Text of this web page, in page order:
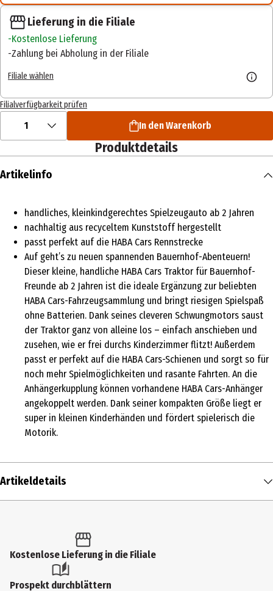
Lieferung in die Filiale
Kostenlose Lieferung
Zahlung bei Abholung in der Filiale
Filiale wählen
Filialverfügbarkeit prüfen
1 In den Warenkorb
Produktdetails
Artikelinfo
handliches, kleinkindgerechtes Spielzeugauto ab 2 Jahren
nachhaltig aus recyceltem Kunststoff hergestellt
passt perfekt auf die HABA Cars Rennstrecke
Auf geht’s zu neuen spannenden Bauernhof-Abenteuern!
Dieser kleine, handliche HABA Cars Traktor für Bauernhof-
Freunde ab 2 Jahren ist die ideale Ergänzung zur beliebten
HABA Cars-Fahrzeugsammlung und bringt riesigen Spielspaß
ohne Batterien. Dank seines cleveren Schwungmotors saust
der Traktor ganz von alleine los – einfach anschieben und
zusehen, wie er frei durchs Kinderzimmer flitzt! Außerdem
passt er perfekt auf die HABA Cars-Schienen und sorgt so für
noch mehr Spielmöglichkeiten und rasante Fahrten. An die
Anhängerkupplung können vorhandene HABA Cars-Anhänger
angekoppelt werden. Dank seiner kompakten Größe liegt er
super in kleinen Kinderhänden und fördert spielerisch die
Motorik.
Artikeldetails
Produkttyp
Sonstiges Spielzeug
Kostenlose Lieferung in die Filiale
Prospekt durchblättern